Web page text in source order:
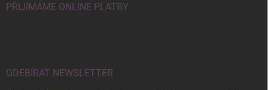
PŘIJÍMÁME ONLINE PLATBY
ODEBÍRAT NEWSLETTER